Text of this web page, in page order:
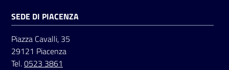
Seguici
su
SEDE DI PIACENZA
Piazza Cavalli, 35
29121 Piacenza
Tel.0523 3861